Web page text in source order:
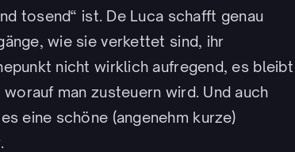
tosend“ ist. De Luca schafft genau
wie sie verkettet sind, ihr
nicht wirklich aufregend, es bleibt
man zusteuern wird. Und auch
eine schöne (angenehm kurze)